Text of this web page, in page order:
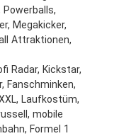
Powerballs,
Megakicker,
Attraktionen,
Radar, Kickstar,
Fanschminken,
Laufkostüm,
mobile
Formel 1